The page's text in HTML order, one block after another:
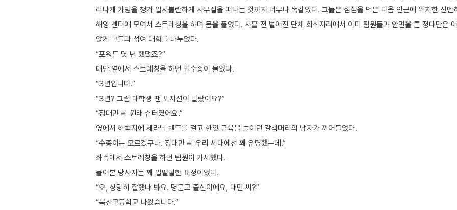
리나케 가방을 챙겨 일사불란하게 사무실을 떠나는 것까지 너무나 똑같았다. 그들은 점심을 먹은 다음 인근에 위치한 신덴
해양 센터에 모여서 스트레칭을 하며 몸을 풀었다. 사흘 전 벌어진 단체 회식자리에서 이미 팀원들과 안면을 튼 정대만은
않게 그들과 섞여 대화를 나누었다.
“포워드 몇 년 했댔죠?”
대만 옆에서 스트레칭을 하던 권수종이 물었다.
“3년입니다.”
“3년? 그럼 대학생 땐 포지션이 달랐어요?”
“정대만 씨 원래 슈터였어요.”
옆에서 허벅지에 세라닉 밴드를 걸고 한껏 근육을 늘이던 갈색머리의 남자가 끼어들었다.
“수종이는 모르겠구나. 정대만 씨 우리 세대에선 꽤 유명했는데.”
좌측에서 스트레칭을 하던 팀원이 가세했다.
물어본 당사자는 꽤 얼떨떨한 표정이었다.
“오, 상당히 잘했나 봐요. 명문고 출신이에요, 대만 씨?”
“북산고등학교 나왔습니다.”